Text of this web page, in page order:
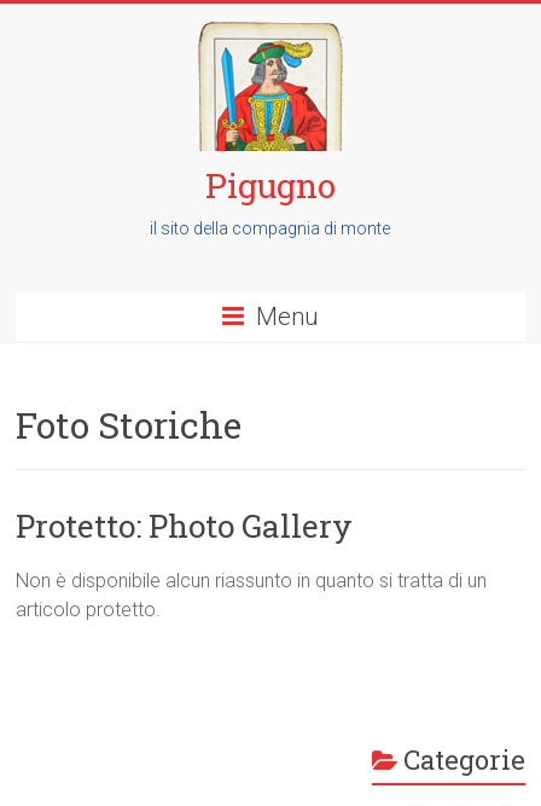
Pigugno
il sito della compagnia di monte
Menu
Foto Storiche
Protetto: Photo Gallery
Non è disponibile alcun riassunto in quanto si tratta di un
articolo protetto.
Categorie